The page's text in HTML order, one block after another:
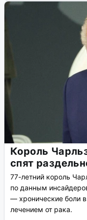
Король
спят
77-летний король
по данным
— хронические боли
лечением от рака.